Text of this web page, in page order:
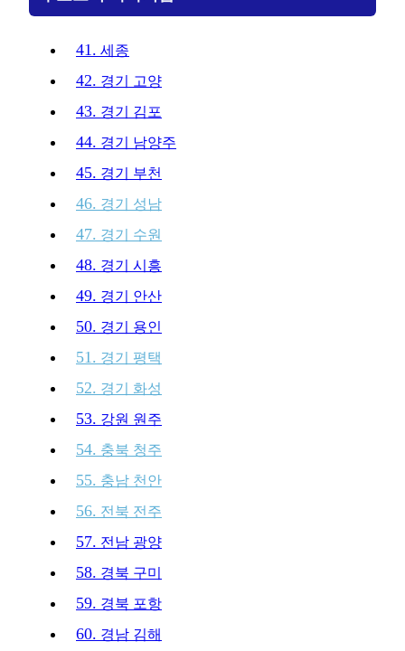
41. 세종
42. 경기 고양
43. 경기 김포
44. 경기 남양주
45. 경기 부천
46. 경기 성남
47. 경기 수원
48. 경기 시흥
49. 경기 안산
50. 경기 용인
51. 경기 평택
52. 경기 화성
53. 강원 원주
54. 충북 청주
55. 충남 천안
56. 전북 전주
57. 전남 광양
58. 경북 구미
59. 경북 포항
60. 경남 김해